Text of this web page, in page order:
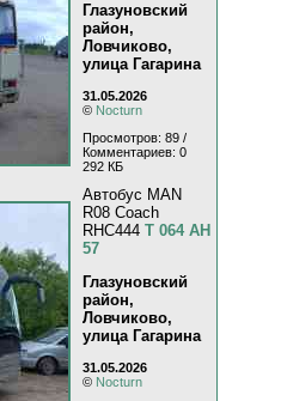
Глазуновский
район,
Ловчиково,
улица Гагарина
31.05.2026
© Nocturn
Просмотров: 89 /
Комментариев: 0
292 КБ
Автобус MAN
R08 Coach
RHC444 Т 064 АН
57
Глазуновский
район,
Ловчиково,
улица Гагарина
31.05.2026
© Nocturn